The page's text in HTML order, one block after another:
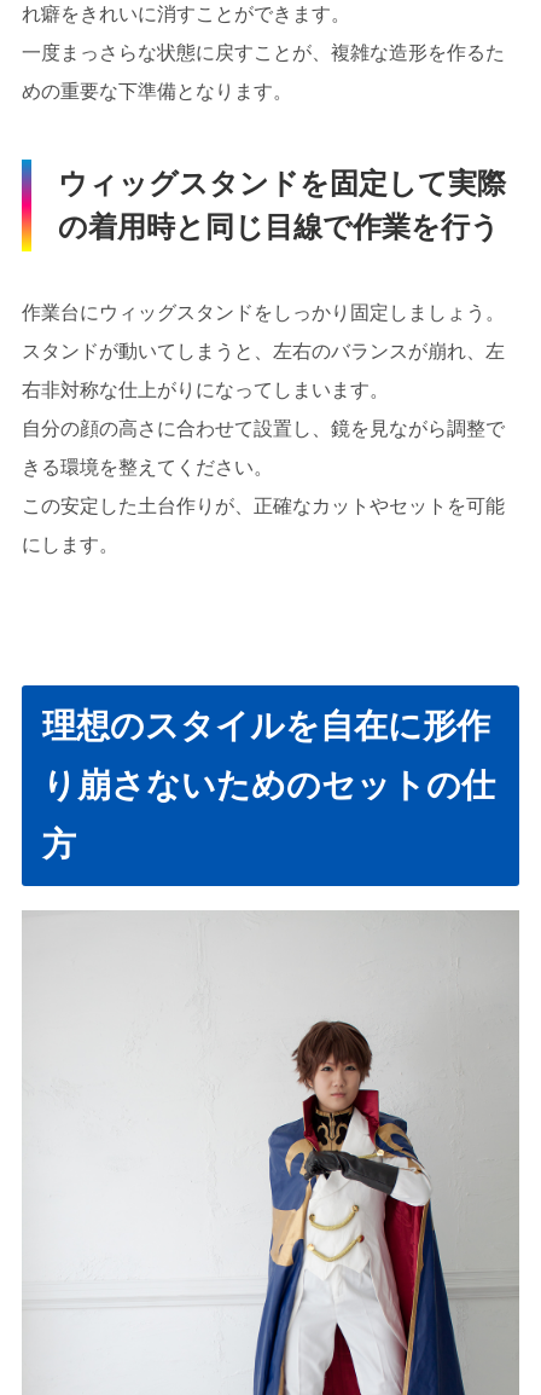
れ癖をきれいに消すことができます。
一度まっさらな状態に戻すことが、複雑な造形を作るた
めの重要な下準備となります。
ウィッグスタンドを固定して実際
の着用時と同じ目線で作業を行う
作業台にウィッグスタンドをしっかり固定しましょう。
スタンドが動いてしまうと、左右のバランスが崩れ、左
右非対称な仕上がりになってしまいます。
自分の顔の高さに合わせて設置し、鏡を見ながら調整で
きる環境を整えてください。
この安定した土台作りが、正確なカットやセットを可能
にします。
理想のスタイルを自在に形作
り崩さないためのセットの仕
方